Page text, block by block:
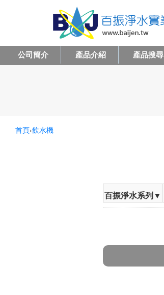
公司簡介 產品介紹 產品搜尋
首頁›飲水機
百振淨水系列▼